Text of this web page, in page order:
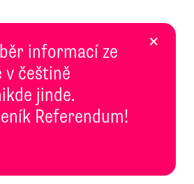
informací ze
v češtině
jinde.
Referendum!
×